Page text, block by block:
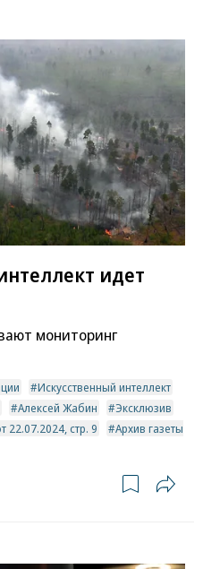
идет
мониторинг
Искусственный интеллект
Алексей Жабин
Эксклюзив
стр. 9
Архив газеты